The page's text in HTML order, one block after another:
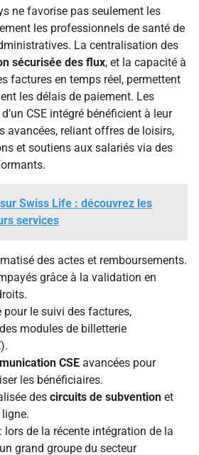
ne favorise pas seulement les
les professionnels de santé de
La centralisation des
sécurisée des flux, et la capacité à
factures en temps réel, permettent
les délais de paiement. Les
CSE intégré bénéficient à leur
avancées, reliant offres de loisirs,
et soutiens aux salariés via des
Swiss Life : découvrez les
services
des actes et remboursements.
grâce à la validation en
pour le suivi des factures,
modules de billetterie
).
CSE avancées pour
les bénéficiaires.
des circuits de subvention et
lors de la récente intégration de la
grand groupe du secteur